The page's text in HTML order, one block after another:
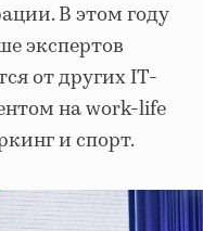
В этом году
экспертов
от других IT-
на work-life
и спорт.